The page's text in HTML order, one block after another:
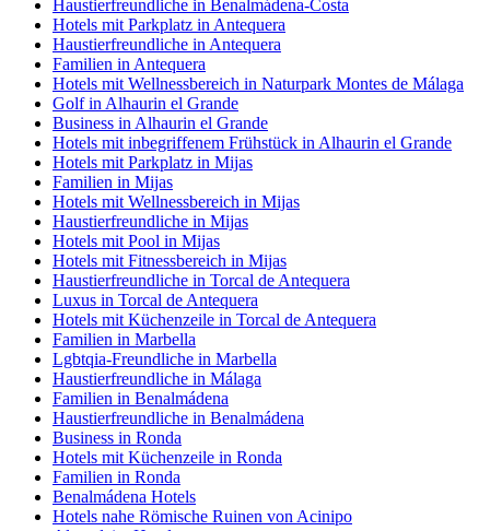
Haustierfreundliche in Benalmádena-Costa
Hotels mit Parkplatz in Antequera
Haustierfreundliche in Antequera
Familien in Antequera
Hotels mit Wellnessbereich in Naturpark Montes de Málaga
Golf in Alhaurin el Grande
Business in Alhaurin el Grande
Hotels mit inbegriffenem Frühstück in Alhaurin el Grande
Hotels mit Parkplatz in Mijas
Familien in Mijas
Hotels mit Wellnessbereich in Mijas
Haustierfreundliche in Mijas
Hotels mit Pool in Mijas
Hotels mit Fitnessbereich in Mijas
Haustierfreundliche in Torcal de Antequera
Luxus in Torcal de Antequera
Hotels mit Küchenzeile in Torcal de Antequera
Familien in Marbella
Lgbtqia-Freundliche in Marbella
Haustierfreundliche in Málaga
Familien in Benalmádena
Haustierfreundliche in Benalmádena
Business in Ronda
Hotels mit Küchenzeile in Ronda
Familien in Ronda
Benalmádena Hotels
Hotels nahe Römische Ruinen von Acinipo